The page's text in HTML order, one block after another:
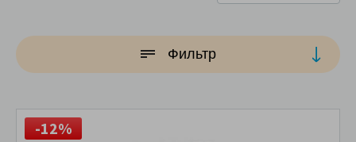
Фильтр
-12%